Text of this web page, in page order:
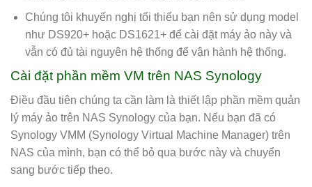
Chúng tôi khuyến nghị tối thiểu bạn nên sử dụng model
như DS920+ hoặc DS1621+ để cài đặt máy ảo này và
vẫn có đủ tài nguyên hệ thống để vận hành hệ thống.
Cài đặt phần mềm VM trên NAS Synology
Điều đầu tiên chúng ta cần làm là thiết lập phần mềm quản
lý máy ảo trên NAS Synology của bạn. Nếu bạn đã có
Synology VMM (Synology Virtual Machine Manager) trên
NAS của mình, bạn có thể bỏ qua bước này và chuyển
sang bước tiếp theo.